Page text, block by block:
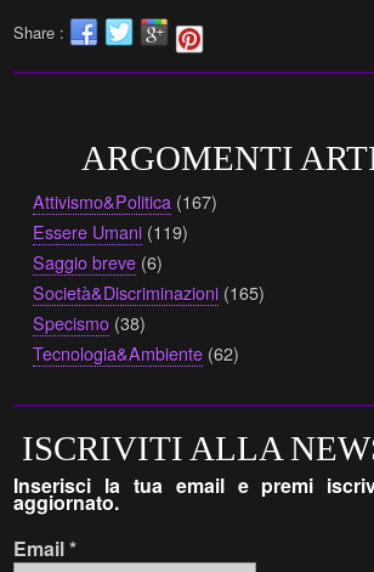
Share :
ARGOMENTI
Attivismo&Politica (167)
Essere Umani (119)
Saggio breve (6)
Società&Discriminazioni (165)
Specismo (38)
Tecnologia&Ambiente (62)
ISCRIVITI ALLA
Inserisci la tua email e premi
aggiornato.
Email*